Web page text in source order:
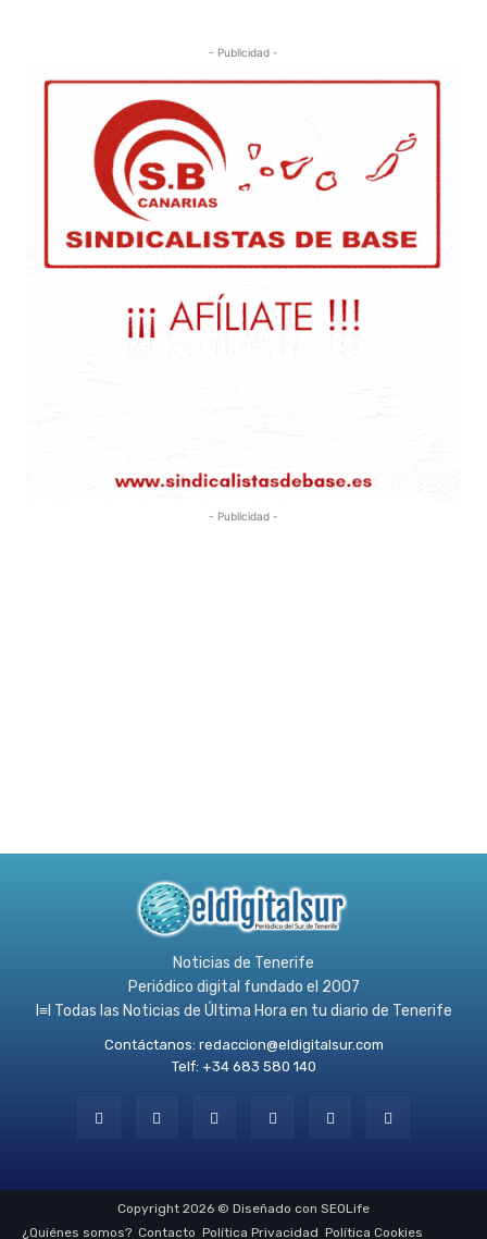
- Publicidad -
- Publicidad -
Noticias de Tenerife
Periódico digital fundado el 2007
l≡l Todas las Noticias de Última Hora en tu diario de Tenerife
Contáctanos: redaccion@eldigitalsur.com
Telf: +34 683 580 140
Copyright 2026 © Diseñado con SEOLife
¿Quiénes somos? Contacto Política Privacidad Política Cookies